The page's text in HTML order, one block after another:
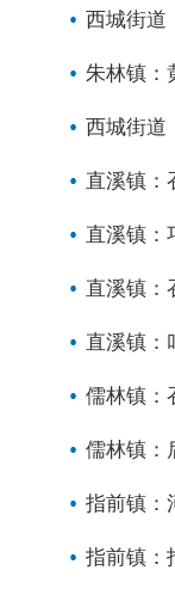
西城街道
朱林镇：
西城街道
直溪镇：
直溪镇：
直溪镇：
直溪镇：
儒林镇：
儒林镇：
指前镇：
指前镇：